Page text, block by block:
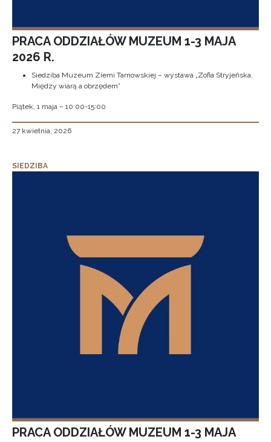
PRACA ODDZIAŁÓW MUZEUM 1-3 MAJA
2026 R.
Siedziba Muzeum Ziemi Tarnowskiej – wystawa „Zofia Stryjeńska.
Między wiarą a obrzędem”
Piątek, 1 maja – 10:00-15:00
27 kwietnia, 2026
SIEDZIBA
PRACA ODDZIAŁÓW MUZEUM 1-3 MAJA